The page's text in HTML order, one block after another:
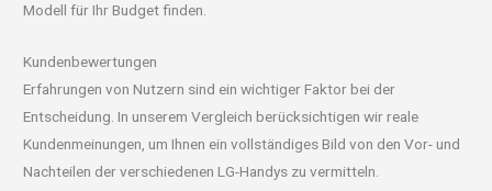
Modell für Ihr Budget finden.
Kundenbewertungen
Erfahrungen von Nutzern sind ein wichtiger Faktor bei der
Entscheidung. In unserem Vergleich berücksichtigen wir reale
Kundenmeinungen, um Ihnen ein vollständiges Bild von den Vor- und
Nachteilen der verschiedenen LG-Handys zu vermitteln.